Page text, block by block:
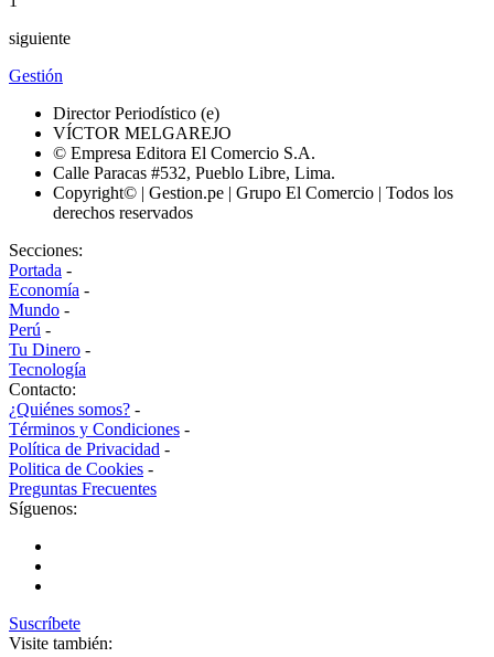
siguiente
Gestión
Director Periodístico (e)
VÍCTOR MELGAREJO
© Empresa Editora El Comercio S.A.
Calle Paracas #532, Pueblo Libre, Lima.
Copyright© | Gestion.pe | Grupo El Comercio | Todos los
derechos reservados
Secciones:
Portada -
Economía -
Mundo -
Perú -
Tu Dinero -
Tecnología
Contacto:
¿Quiénes somos? -
Términos y Condiciones -
Política de Privacidad -
Politica de Cookies -
Preguntas Frecuentes
Síguenos:
Suscríbete
Visite también: